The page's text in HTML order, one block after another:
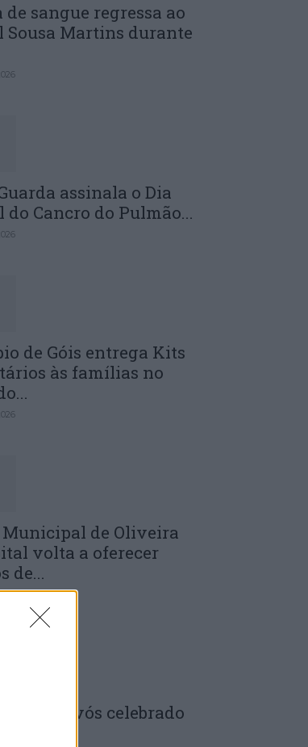
de sangue regressa ao
Sousa Martins durante
assinala o Dia
Cancro do Pulmão...
de Góis entrega Kits
às famílias no
Municipal de Oliveira
volta a oferecer
de...
dos Avós celebrado